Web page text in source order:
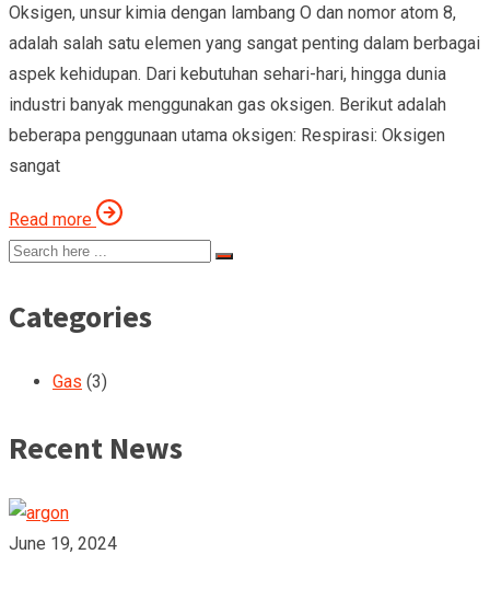
Oksigen, unsur kimia dengan lambang O dan nomor atom 8,
adalah salah satu elemen yang sangat penting dalam berbagai
aspek kehidupan. Dari kebutuhan sehari-hari, hingga dunia
industri banyak menggunakan gas oksigen. Berikut adalah
beberapa penggunaan utama oksigen: Respirasi: Oksigen
sangat
Read more
Categories
Gas (3)
Recent News
June 19, 2024